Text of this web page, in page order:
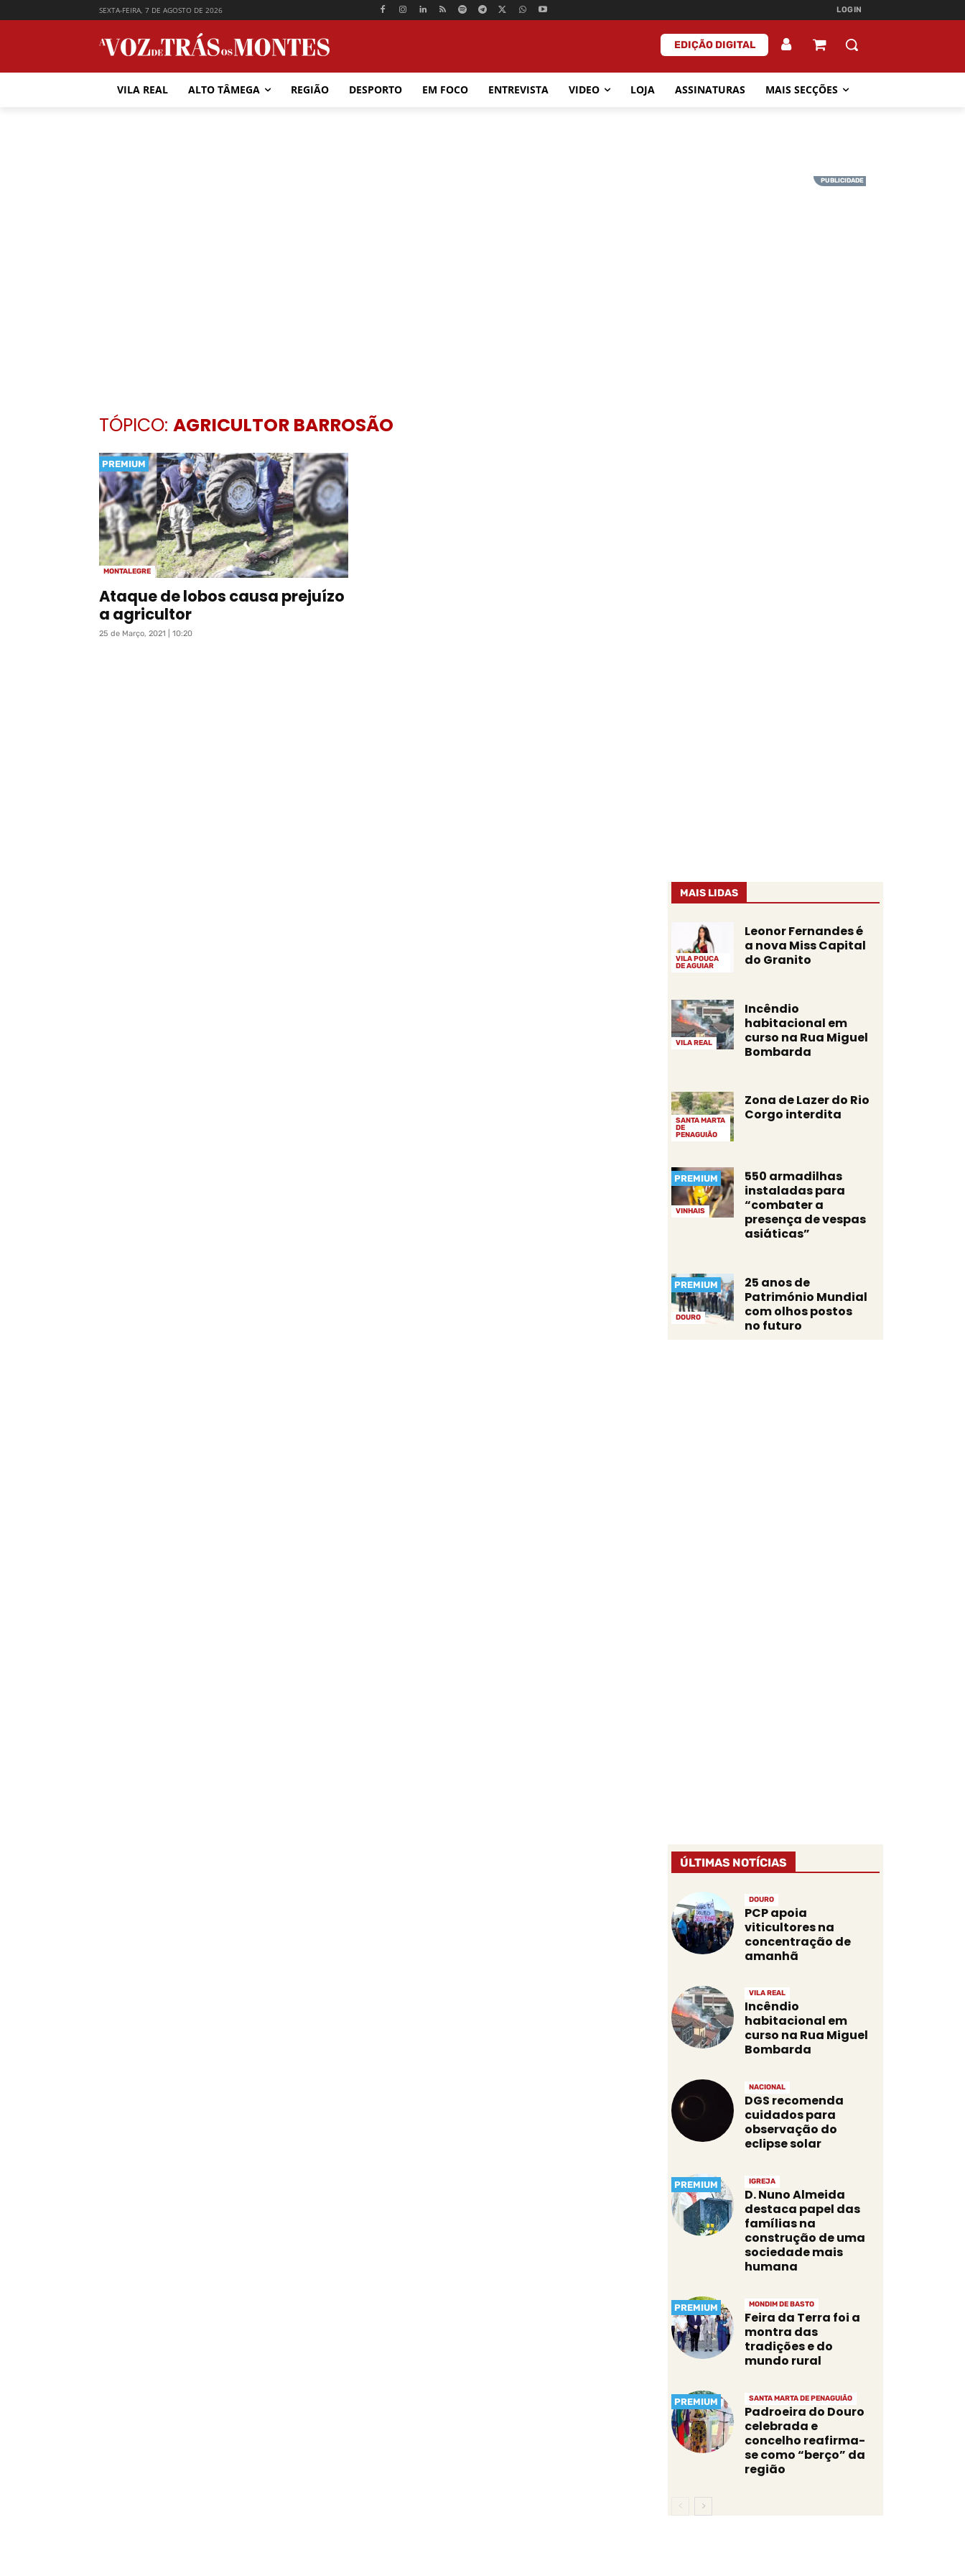
SEXTA-FEIRA, 7 DE AGOSTO DE 2026 LOGIN
EDIÇÃO DIGITAL
VILA REAL ALTO TÂMEGA REGIÃO DESPORTO EM FOCO ENTREVISTA VIDEO LOJA ASSINATURAS MAIS SECÇÕES
TÓPICO: AGRICULTOR BARROSÃO
MONTALEGRE
PREMIUM
Ataque de lobos causa prejuízo
a agricultor
25 de Março, 2021 | 10:20
MAIS LIDAS
VILA POUCA
DE AGUIAR
Leonor Fernandes é
a nova Miss Capital
do Granito
VILA REAL
Incêndio
habitacional em
curso na Rua Miguel
Bombarda
SANTA MARTA
DE
PENAGUIÃO
Zona de Lazer do Rio
Corgo interdita
VINHAIS
PREMIUM
550 armadilhas
instaladas para
“combater a
presença de vespas
asiáticas”
DOURO
PREMIUM
25 anos de
Património Mundial
com olhos postos
no futuro
ÚLTIMAS NOTÍCIAS
DOURO
PCP apoia
viticultores na
concentração de
amanhã
VILA REAL
Incêndio
habitacional em
curso na Rua Miguel
Bombarda
NACIONAL
DGS recomenda
cuidados para
observação do
eclipse solar
PREMIUM IGREJA
D. Nuno Almeida
destaca papel das
famílias na
construção de uma
sociedade mais
humana
PREMIUM MONDIM DE BASTO
Feira da Terra foi a
montra das
tradições e do
mundo rural
PREMIUM SANTA MARTA DE PENAGUIÃO
Padroeira do Douro
celebrada e
concelho reafirma-
se como “berço” da
região